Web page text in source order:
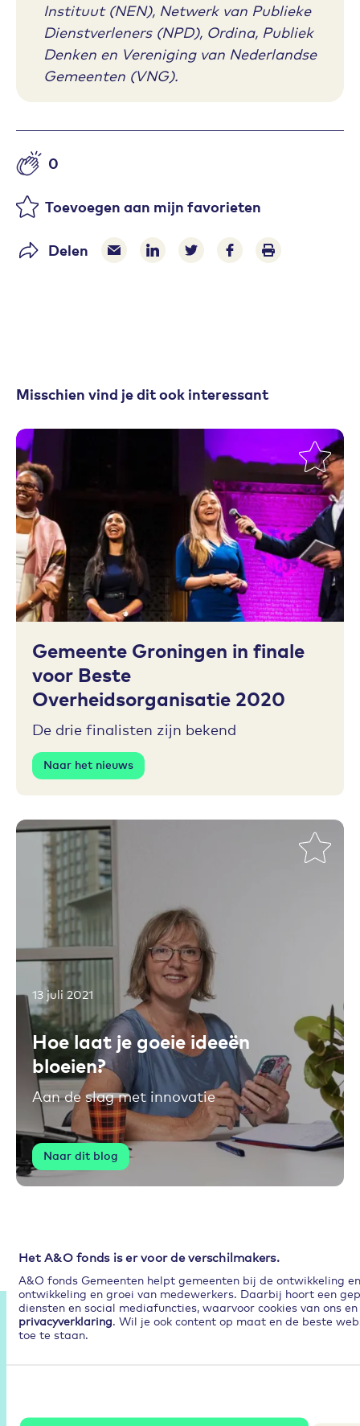
Het A&O fonds is er voor de verschilmakers.
A&O fonds Gemeenten helpt gemeenten bij de ontwikkeling
ontwikkeling en groei van medewerkers. Daarbij hoort een
diensten en social mediafuncties, waarvoor cookies van ons
privacyverklaring . Wil je ook content op maat en de beste
toe te staan.
Instituut (NEN), Netwerk van Publieke
Dienstverleners (NPD), Ordina, Publiek
Denken en Vereniging van Nederlandse
Gemeenten (VNG).
Aantal likes
0
Toevoegen aan mijn favorieten
Delen Delen via e-mail
Delen via LinkedIn
Deel op Twitter
Deel op Facebook
Print pagina
Misschien vind je dit ook interessant
Toevoegen aan favorieten
Gemeente Groningen in finale
voor Beste
Overheidsorganisatie 2020
De drie finalisten zijn bekend
Naar het nieuws
Toevoegen aan favorieten
13 juli 2021
Hoe laat je goeie ideeën
bloeien?
Aan de slag met innovatie
Naar dit blog
Partners